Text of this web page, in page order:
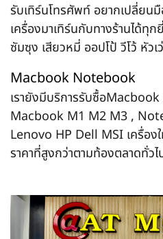
รับเทิร์นโทรศัพท์ อยากเปลี่ยนมื
เครื่องมาเทิร์นกับทางร้านได้ทุ
ซัมซุง เสียวหมี่ ออปโป้ วีโว้ หัว
Macbook Notebook
เรายังมีบริการรับซื้อ
Macbook M1 M2 M3 ,
Lenovo HP Dell MSI เครื่อง
ราคาที่สูงกว่าตามท้องตลาดทั่ว